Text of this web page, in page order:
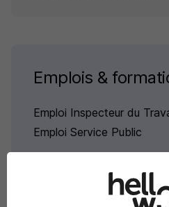
Emplois &
Emploi Inspecteur du
Emploi Service Public